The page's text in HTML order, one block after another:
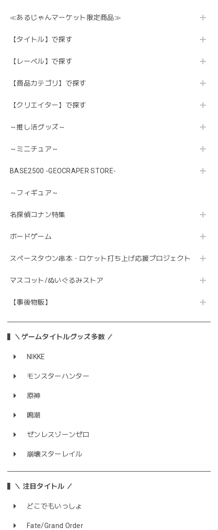
≪あるじゃんマーケット限定商品≫
【タイトル】で探す
【レーベル】で探す
【商品カテゴリ】で探す
【クリエイター】で探す
～推し活グッズ～
～ミニチュア～
BASE2500 -GEOCRAPER STORE-
～フィギュア～
名探偵コナン特集
ボードゲーム
スペースタウン串本・ロケット打ち上げ応援プロジェクト
マスコット/ぬいぐるみストア
【事後物販】
＼ゲームタイトルグッズ多数 ／
NIKKE
モンスターハンター
原神
鳴潮
ゼンレスゾーンゼロ
崩壊スターレイル
＼ 注目タイトル ／
どこでもいっしょ
Fate/Grand Order